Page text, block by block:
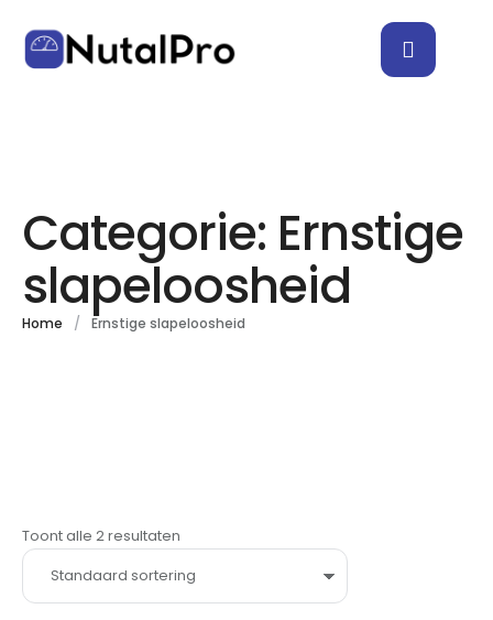
Categorie: Ernstige
slapeloosheid
Home / Ernstige slapeloosheid
Toont alle 2 resultaten